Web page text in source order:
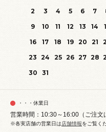
2
3 4 5 6 7
9
10 11 12 13 14
16
17 18 19 20 21
23 24 25 26 27 28
30
31
・・・休業日
営業時間：10:30～16:00（ご注文
※各実店舗の営業日は店舗情報をご覧く